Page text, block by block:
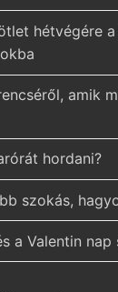
hétvégére
amik
hordani?
szokás,
a Valentin nap